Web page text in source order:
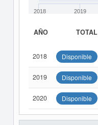
2018 2019
AÑO TOTAL
2018 Disponible
2019 Disponible
2020 Disponible